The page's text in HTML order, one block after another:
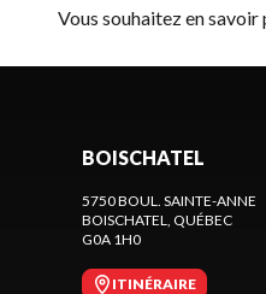
Vous souhaitez en savoir
BOISCHATEL
5750 BOUL. SAINTE-ANNE
BOISCHATEL
, QUÉBEC
G0A 1H0
ITINÉRAIRE